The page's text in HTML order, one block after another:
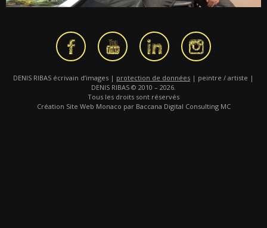
DENIS RIBAS écrivain d’images | protection de données | peintre / artiste |
DENIS RIBAS © 2010 – 2026.
Tous les droits sont réservés
Création Site Web Monaco par Baccana Digital Consulting MC